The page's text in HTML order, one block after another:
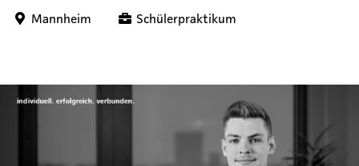
Mannheim Schülerpraktikum